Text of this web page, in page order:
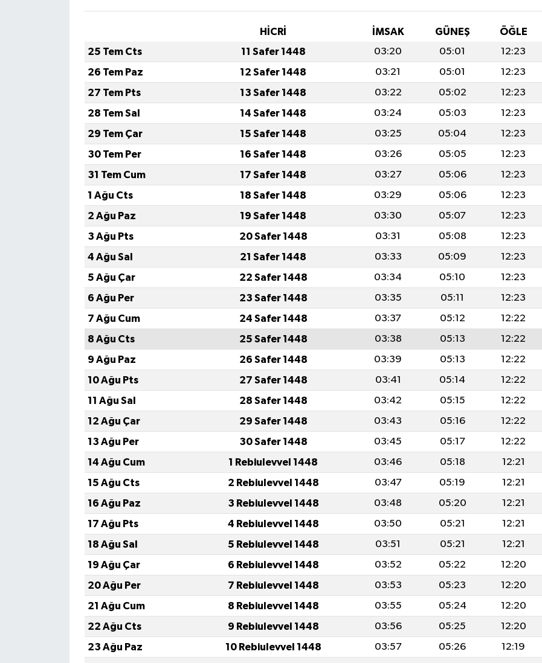
HİCRİ İMSAK GÜNEŞ ÖĞLE
25 Tem Cts
11 Safer 1448 03:20 05:01 12:23
26 Tem Paz
12 Safer 1448 03:21 05:01 12:23
27 Tem Pts
13 Safer 1448 03:22 05:02 12:23
28 Tem Sal
14 Safer 1448 03:24 05:03 12:23
29 Tem Çar
15 Safer 1448 03:25 05:04 12:23
30 Tem Per
16 Safer 1448 03:26 05:05 12:23
31 Tem Cum
17 Safer 1448 03:27 05:06 12:23
1 Ağu Cts
18 Safer 1448 03:29 05:06 12:23
2 Ağu Paz
19 Safer 1448 03:30 05:07 12:23
3 Ağu Pts
20 Safer 1448 03:31 05:08 12:23
4 Ağu Sal
21 Safer 1448 03:33 05:09 12:23
5 Ağu Çar
22 Safer 1448 03:34 05:10 12:23
6 Ağu Per
23 Safer 1448 03:35 05:11 12:23
7 Ağu Cum
24 Safer 1448 03:37 05:12 12:22
8 Ağu Cts
25 Safer 1448 03:38 05:13 12:22
9 Ağu Paz
26 Safer 1448 03:39 05:13 12:22
10 Ağu Pts
27 Safer 1448 03:41 05:14 12:22
11 Ağu Sal
28 Safer 1448 03:42 05:15 12:22
12 Ağu Çar
29 Safer 1448 03:43 05:16 12:22
13 Ağu Per
30 Safer 1448 03:45 05:17 12:22
14 Ağu Cum
1 Rebiulevvel 1448 03:46 05:18 12:21
15 Ağu Cts
2 Rebiulevvel 1448 03:47 05:19 12:21
16 Ağu Paz
3 Rebiulevvel 1448 03:48 05:20 12:21
17 Ağu Pts
4 Rebiulevvel 1448 03:50 05:21 12:21
18 Ağu Sal
5 Rebiulevvel 1448 03:51 05:21 12:21
19 Ağu Çar
6 Rebiulevvel 1448 03:52 05:22 12:20
20 Ağu Per
7 Rebiulevvel 1448 03:53 05:23 12:20
21 Ağu Cum
8 Rebiulevvel 1448 03:55 05:24 12:20
22 Ağu Cts
9 Rebiulevvel 1448 03:56 05:25 12:20
23 Ağu Paz
10 Rebiulevvel 1448 03:57 05:26 12:19